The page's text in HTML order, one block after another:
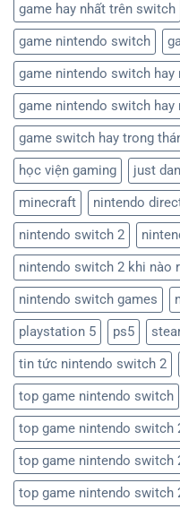
game hay nhất trên switch
game nintendo switch
game nintendo switch hay
game nintendo switch hay
game switch hay trong
học viện gaming
just
minecraft
nintendo
nintendo switch 2
nintendo switch 2 khi nào
nintendo switch games
playstation 5
ps5
tin tức nintendo switch 2
top game nintendo switch
top game nintendo switch
top game nintendo switch
top game nintendo switch